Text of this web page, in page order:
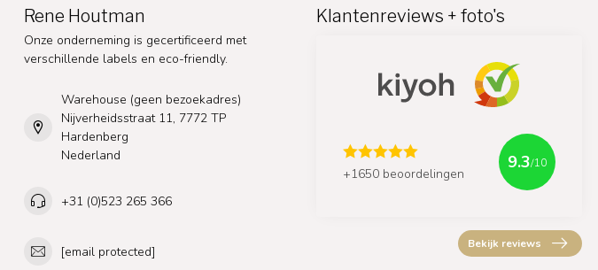
Rene Houtman
Onze onderneming is gecertificeerd met
verschillende labels en eco-friendly.
Warehouse (geen bezoekadres)
Nijverheidsstraat 11, 7772 TP
Hardenberg
Nederland
+31 (0)523 265 366
[email protected]
Klantenreviews + foto's
+1650 beoordelingen
9.3/10
Bekijk reviews